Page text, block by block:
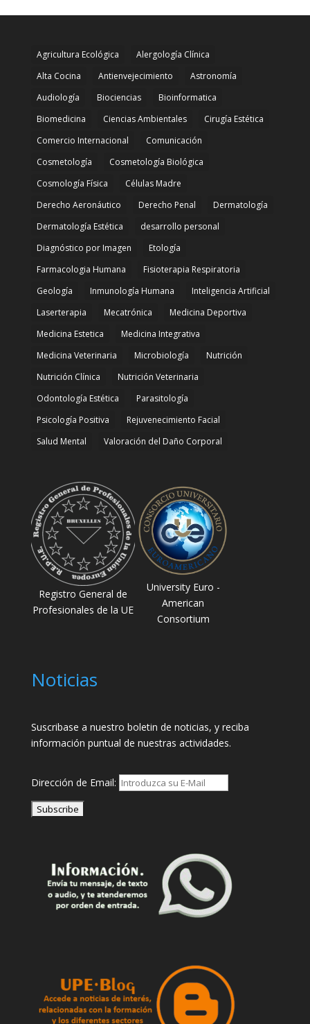
Agricultura Ecológica
Alergología Clínica
Alta Cocina
Antienvejecimiento
Astronomía
Audiología
Biociencias
Bioinformatica
Biomedicina
Ciencias Ambientales
Cirugía Estética
Comercio Internacional
Comunicación
Cosmetología
Cosmetología Biológica
Cosmología Física
Células Madre
Derecho Aeronáutico
Derecho Penal
Dermatología
Dermatología Estética
desarrollo personal
Diagnóstico por Imagen
Etología
Farmacologia Humana
Fisioterapia Respiratoria
Geología
Inmunología Humana
Inteligencia Artificial
Laserterapia
Mecatrónica
Medicina Deportiva
Medicina Estetica
Medicina Integrativa
Medicina Veterinaria
Microbiología
Nutrición
Nutrición Clínica
Nutrición Veterinaria
Odontología Estética
Parasitología
Psicología Positiva
Rejuvenecimiento Facial
Salud Mental
Valoración del Daño Corporal
Registro General de
Profesionales de la UE
University Euro -
American
Consortium
Noticias
Suscribase a nuestro boletin de noticias, y reciba
información puntual de nuestras actividades.
Dirección de Email: